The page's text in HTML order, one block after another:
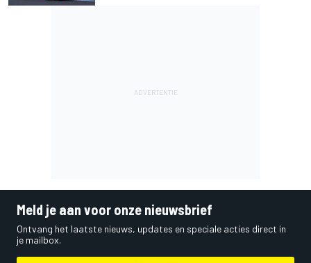
Meld je aan voor onze nieuwsbrief
Ontvang het laatste nieuws, updates en speciale acties direct in
je mailbox.